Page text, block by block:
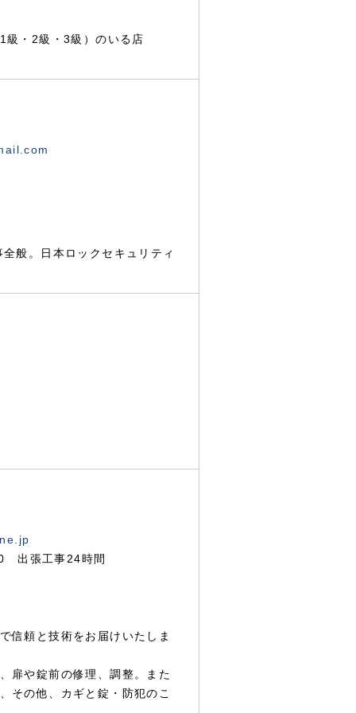
・2級・3級）のいる店
般。日本ロックセキュリティ
出張工事24時間
信頼と技術をお届けいたしま
扉や錠前の修理、調整。また
その他、カギと錠・防犯のこ